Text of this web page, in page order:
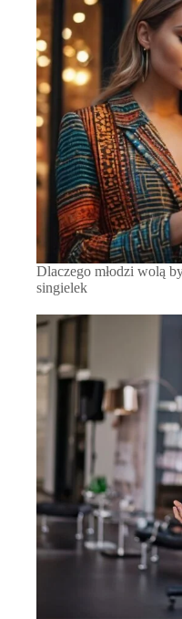
Dlaczego młodzi wolą
singielek